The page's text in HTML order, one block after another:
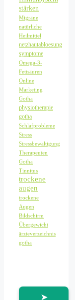
stärken
Migräne
natürliche
Heilmittel
netzhautabloesung
symptome
Omega-3-
Fettsäuren
Online
Marketing
Gotha
physiotherapie
gotha
Schlafprobleme
Stress
Stressbewältigung
Therapeuten
Gotha
Tinnitus
trockene
augen
trockene
Augen
Bildschirm
Übergewicht
ärzteverzeichnis
gotha
➤